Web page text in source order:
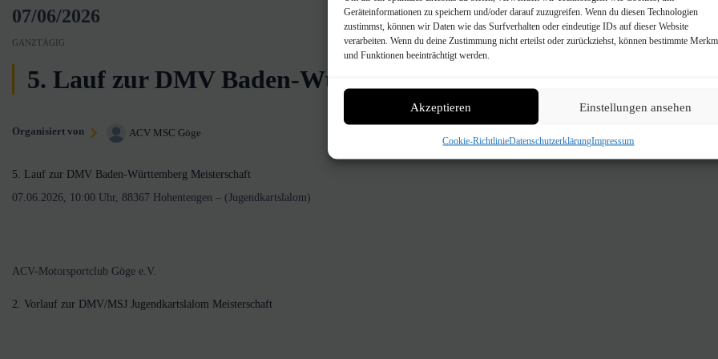
Geräteinformationen zu speichern und/oder darauf zuzugreifen. Wenn du diesen Technologien
zustimmst, können wir Daten wie das Surfverhalten oder eindeutige IDs auf dieser Website
verarbeiten. Wenn du deine Zustimmung nicht erteilst oder zurückziehst, können bestimmte
und Funktionen beeinträchtigt werden.
Akzeptieren Einstellungen ansehen
Cookie-RichtlinieDatenschutzerklärungImpressum
07/06/2026
GANZTÄGIG
5. Lauf zur DMV Baden-Württemberg Meisterschaft
Organisiert von ACV MSC Göge
5. Lauf zur DMV Baden-Württemberg Meisterschaft
07.06.2026, 10:00 Uhr, 88367 Hohentengen – (Jugendkartslalom)
ACV-Motorsportclub Göge e.V.
2. Vorlauf zur DMV/MSJ Jugendkartslalom Meisterschaft